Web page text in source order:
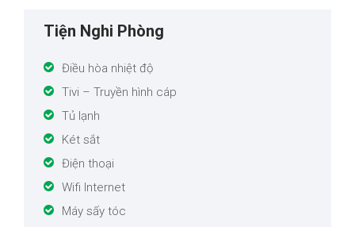
Tiện Nghi Phòng
Điều hòa nhiệt độ
Tivi – Truyền hình cáp
Tủ lạnh
Két sắt
Điện thoại
Wifi Internet
Máy sấy tóc